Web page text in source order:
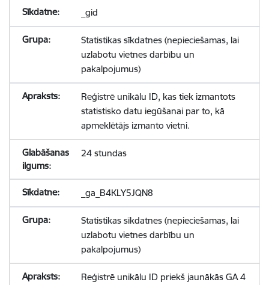
_gid
Statistikas sīkdatnes (nepieciešamas, lai
uzlabotu vietnes darbību un
pakalpojumus)
Reģistrē unikālu ID, kas tiek izmantots
statistisko datu iegūšanai par to, kā
apmeklētājs izmanto vietni.
24 stundas
_ga_B4KLY5JQN8
Statistikas sīkdatnes (nepieciešamas, lai
uzlabotu vietnes darbību un
pakalpojumus)
Reģistrē unikālu ID priekš jaunākās GA 4